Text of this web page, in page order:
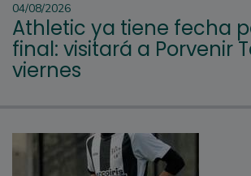
04/08/2026
Athletic ya tiene fecha
final: visitará a Porvenir
viernes